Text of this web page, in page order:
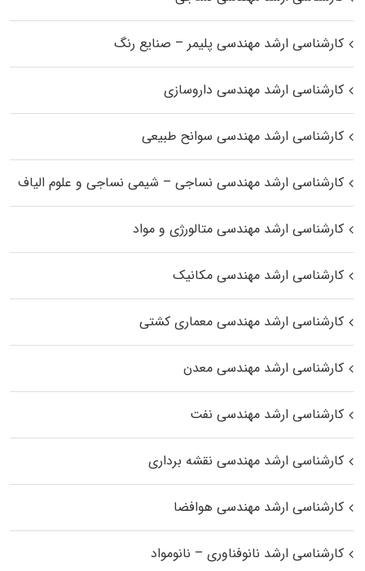
کارشناسی ارشد مهندسی پلیمر – صنایع رنگ
کارشناسی ارشد مهندسی داروسازی
کارشناسی ارشد مهندسی سوانح طبیعی
کارشناسی ارشد مهندسی نساجی – شیمی نساجی و علوم الیاف
کارشناسی ارشد مهندسی متالورژی و مواد
کارشناسی ارشد مهندسی مکانیک
کارشناسی ارشد مهندسی معماری کشتی
کارشناسی ارشد مهندسی معدن
کارشناسی ارشد مهندسی نفت
کارشناسی ارشد مهندسی نقشه برداری
کارشناسی ارشد مهندسی هوافضا
کارشناسی ارشد نانوفناوری – نانومواد